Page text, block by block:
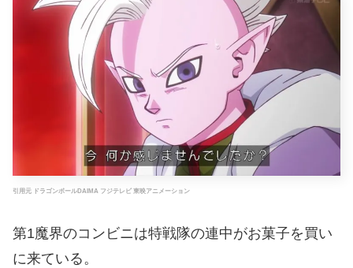
引用元 ドラゴンボールDAIMA フジテレビ 東映アニメーション
第1魔界のコンビニは特戦隊の連中がお菓子を買い
に来ている。